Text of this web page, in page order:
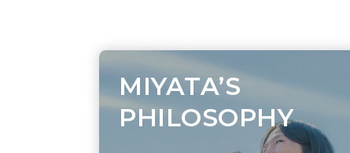
MIYATA’S
PHILOSOPHY